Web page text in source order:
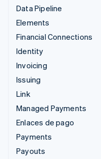
Data Pipeline
Elements
Financial Connections
Identity
Invoicing
Issuing
Link
Managed Payments
Enlaces de pago
Payments
Payouts